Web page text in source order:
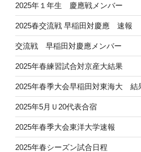
2025年１年生 慶應戦メンバー
2025春交流戦 早稲田対慶應 速報
交流戦 早稲田対慶應メンバー
2025年春練習試合対京産大結果
2025年春季大会早稲田対東海大 結
2025年5月Ｕ20代表合宿
2025年春季大会東洋大学速報
2025年春シーズン試合日程